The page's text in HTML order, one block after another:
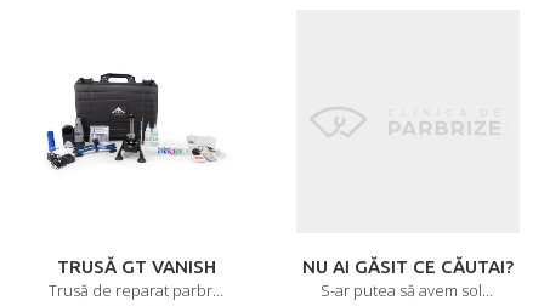
TRUSĂ GT VANISH NU AI GĂSIT CE CĂUTAI?